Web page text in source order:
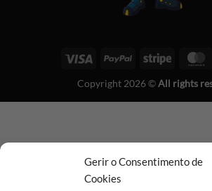
Gerir o Consentimento de
Cookies
Visa PayPal Stripe
Copyright 2026 ©All rights